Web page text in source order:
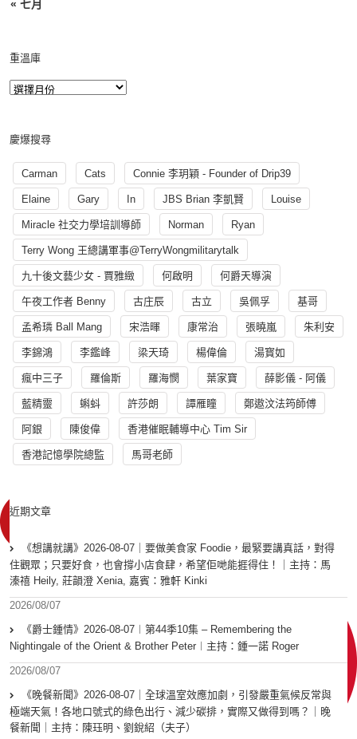
« 七月
重溫庫
慶爆搜尋
Carman Cats Connie 李玥穎 - Founder of Drip39
Elaine Gary In JBS Brian 李凱賢 Louise
Miracle 社交力學培訓導師 Norman Ryan
Terry Wong 王總講軍事@TerryWongmilitarytalk
九十後文藝少女 - 賈雅緻 何啟明 何爵天導演
午夜工作者 Benny 古庄辰 古立 吳佩孚 基哥
孟希璘 Ball Mang 宋浩暉 康常治 張曉嵐 朱利安
李錦鴻 李鑑峰 梁天琦 楊偉倫 湯寳如
瘋中三子 羅倫斯 羅海憫 葉家寶 薛影儀 - 阿儀
藍精靈 蝌蚪 許莎朗 譚雁瞳 鄭遨汶法筠師傅
阿銀 陳俊偉 香港催眠輔導中心 Tim Sir
香港記憶學院總監 馬哥老師
近期文章
《想講就講》2026-08-07｜要做美食家 Foodie，最緊要講真話，對得
住觀眾；只要好食，也會撐小店食肆，希望佢哋能捱得住！｜主持：馬
溱禧 Heily, 莊韻澄 Xenia, 嘉賓：雅軒 Kinki
2026/08/07
《爵士鍾情》2026-08-07︱第44季10集 – Remembering the
Nightingale of the Orient & Brother Peter︱主持：鍾一諾 Roger
2026/08/07
《晚餐新聞》2026-08-07｜全球溫室效應加劇，引發嚴重氣候反常與
極端天氣！各地口號式的綠色出行、減少碳排，實際又做得到嗎？｜晚
餐新聞｜主持：陳珏明、劉銳紹（夫子）